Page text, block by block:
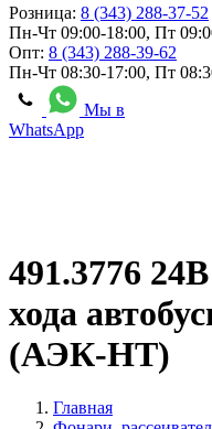
Розница: 8 (343) 288-37-52
Пн-Чт 09:00-18:00, Пт
Опт: 8 (343) 288-39-62
Пн-Чт 08:30-17:00, Пт
Мы в
WhatsApp
491.3776
хода
(АЭК-НТ)
Главная